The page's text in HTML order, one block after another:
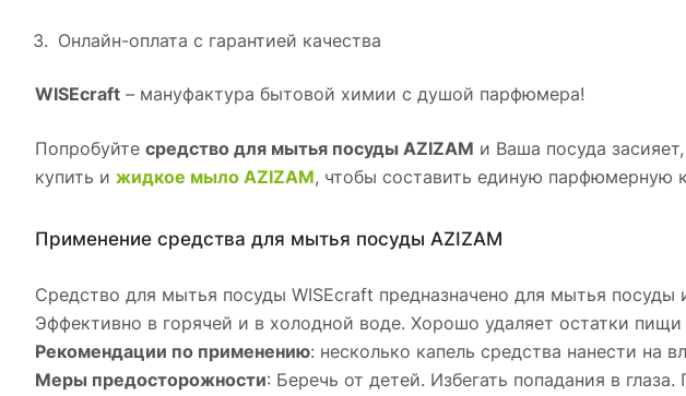
Онлайн-оплата с гарантией качества
WISEcraft – мануфактура бытовой химии с душой парфюмера!
Попробуйте средство для мытья посуды AZIZAM и Ваша посуда
купить и жидкое мыло AZIZAM, чтобы составить единую парфюмерную
Применение средства для мытья посуды AZIZAM
Средство для мытья посуды WISEcraft предназначено для мытья
Эффективно в горячей и в холодной воде. Хорошо удаляет остатки
Рекомендации по применению: несколько капель средства нанести на
Меры предосторожности: Беречь от детей. Избегать попадания в